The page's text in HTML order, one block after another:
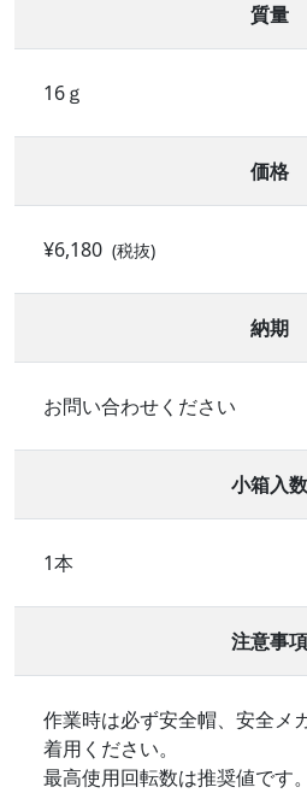
質量
16ｇ
価格
¥6,180 (税抜)
納期
お問い合わせください
小箱入数
1本
注意事項
作業時は必ず安全帽、安全メ
着用ください。
最高使用回転数は推奨値です。